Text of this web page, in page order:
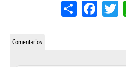
Share
Comentarios